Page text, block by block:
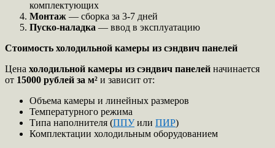
комплектующих
Монтаж — сборка за 3-7 дней
Пуско-наладка — ввод в эксплуатацию
Стоимость холодильной камеры из сэндвич панелей
Цена холодильной камеры из сэндвич панелей начинается
от 15000 рублей за м² и зависит от:
Объема камеры и линейных размеров
Температурного режима
Типа наполнителя (ППУили ПИР)
Комплектации холодильным оборудованием